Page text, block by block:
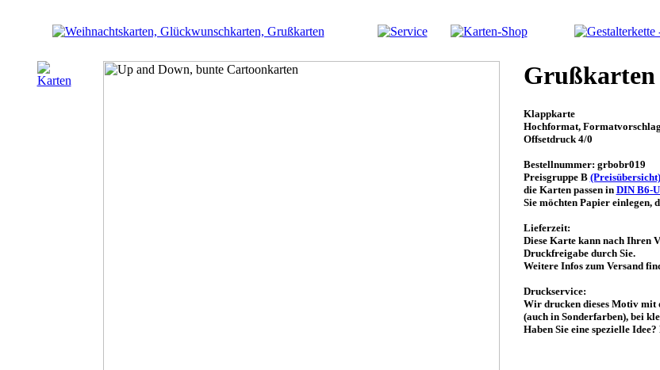
Grußkarten
Klappkarte
Hochformat,
Offsetdruck 4/0
Bestellnummer: grbobr019
Preisgruppe B (Preisübersicht)
die Karten passen in DIN B6-
Sie möchten Papier einlegen,
Lieferzeit:
Diese Karte kann nach Ihren
Druckfreigabe durch Sie.
Weitere Infos zum Versand
Druckservice:
Wir drucken dieses Motiv mit
(auch in Sonderfarben), bei
Haben Sie eine spezielle